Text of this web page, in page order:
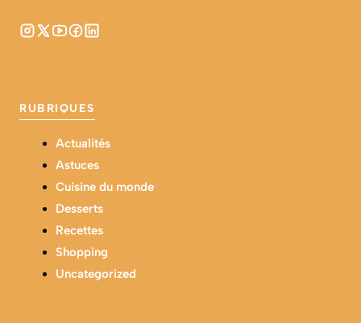
RUBRIQUES
Actualités
Astuces
Cuisine du monde
Desserts
Recettes
Shopping
Uncategorized